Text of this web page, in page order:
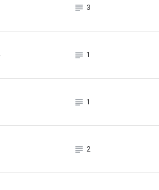
subject_black
3
subject_black
1
subject_black
1
subject_black
2